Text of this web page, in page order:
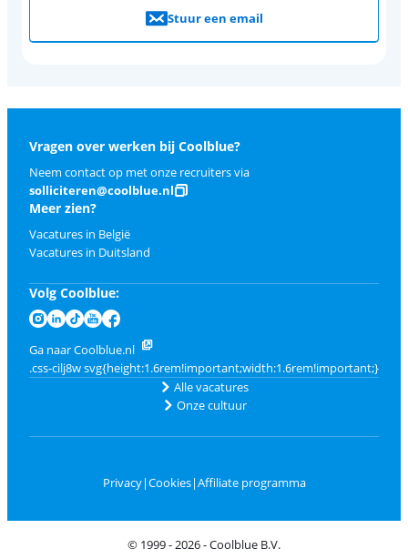
Stuur een email
Vragen over werken bij Coolblue?
Neem contact op met onze recruiters via
solliciteren@coolblue.nl
Meer zien?
Vacatures in België
Vacatures in Duitsland
Volg Coolblue:
Ga naar Coolblue.nl
Alle vacatures
Onze cultuur
Privacy|Cookies|Affiliate programma
© 1999 - 2026 - Coolblue B.V.